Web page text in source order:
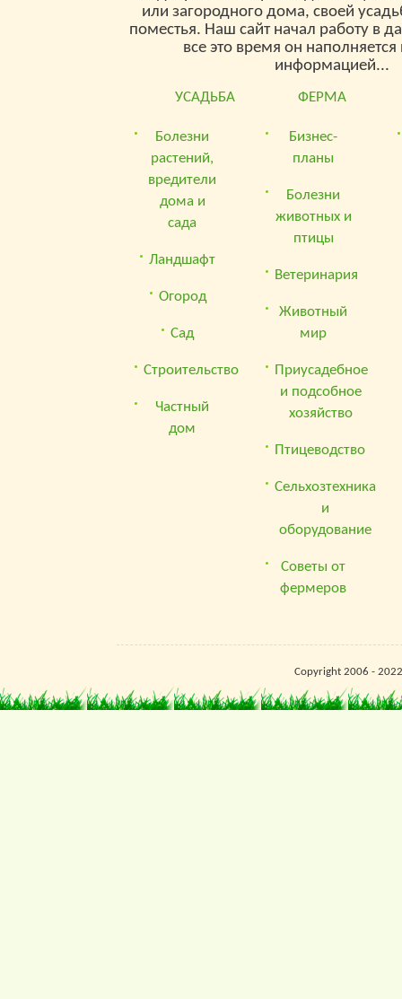
или загородного дома, своей
поместья. Наш сайт начал работу в
все это время он
информацией...
УСАДЬБА
Болезни
растений,
вредители
дома и
сада
Ландшафт
Огород
Сад
Строительство
Частный
дом
ФЕРМА
Бизнес-
планы
Болезни
животных и
птицы
Ветеринария
Животный
мир
Приусадебное
и подсобное
хозяйство
Птицеводство
Сельхозтехника
и
оборудование
Советы от
фермеров
Copyright 2006 -